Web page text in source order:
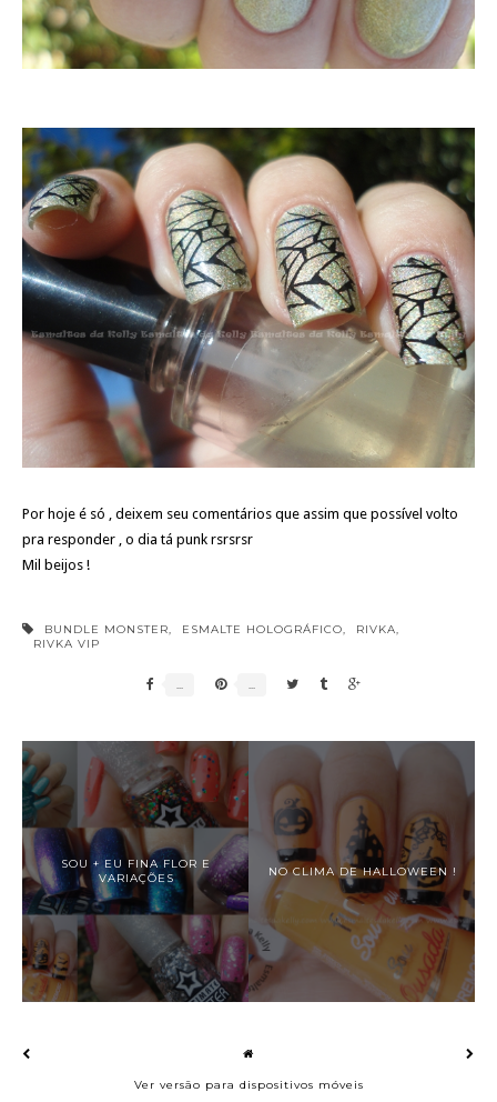
Por hoje é só , deixem seu comentários que assim que possível volto
pra responder , o dia tá punk rsrsrsr
Mil beijos !
BUNDLE MONSTER ESMALTE HOLOGRÁFICO RIVKA
RIVKA VIP
SOU + EU FINA FLOR E
VARIAÇÕES
NO CLIMA DE HALLOWEEN !
Ver versão para dispositivos móveis